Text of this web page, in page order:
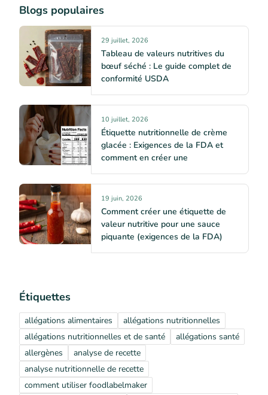
Blogs populaires
29 juillet, 2026
Tableau de valeurs nutritives du
bœuf séché : Le guide complet de
conformité USDA
10 juillet, 2026
Étiquette nutritionnelle de crème
glacée : Exigences de la FDA et
comment en créer une
19 juin, 2026
Comment créer une étiquette de
valeur nutritive pour une sauce
piquante (exigences de la FDA)
Étiquettes
allégations alimentaires
allégations nutritionnelles
allégations nutritionnelles et de santé
allégations santé
allergènes
analyse de recette
analyse nutritionnelle de recette
comment utiliser foodlabelmaker